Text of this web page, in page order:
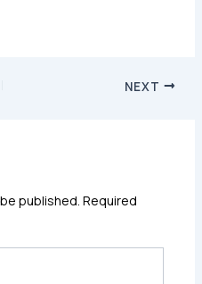
NEXT
published. Required